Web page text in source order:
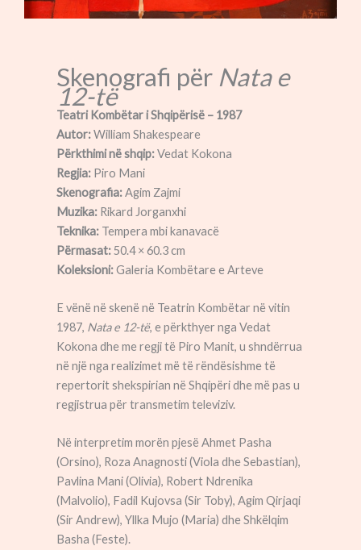
Skenografi për Nata e
12-të
Teatri Kombëtar i Shqipërisë – 1987
Autor:William Shakespeare
Përkthimi në shqip:Vedat Kokona
Regjia: Piro Mani
Skenografia:Agim Zajmi
Muzika: Rikard Jorganxhi
Teknika: Tempera mbi kanavacë
Përmasat:50.4 × 60.3 cm
Koleksioni:Galeria Kombëtare e Arteve
E vënë në skenë në Teatrin Kombëtar në vitin
1987, Nata e 12-të, e përkthyer nga Vedat
Kokona dhe me regji të Piro Manit, u shndërrua
në një nga realizimet më të rëndësishme të
repertorit shekspirian në Shqipëri dhe më pas u
regjistrua për transmetim televiziv.
Në interpretim morën pjesë Ahmet Pasha
(Orsino), Roza Anagnosti (Viola dhe Sebastian),
Pavlina Mani (Olivia), Robert Ndrenika
(Malvolio), Fadil Kujovsa (Sir Toby), Agim Qirjaqi
(Sir Andrew), Yllka Mujo (Maria) dhe Shkëlqim
Basha (Feste).